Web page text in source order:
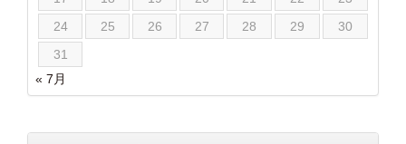
24
25 26 27 28 29
30
31
« 7月